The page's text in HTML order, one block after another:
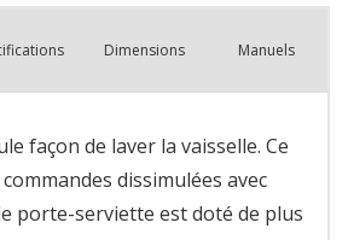
Dimensions Manuels
façon de laver la vaisselle. Ce
dissimulées avec
porte-serviette est doté de plus